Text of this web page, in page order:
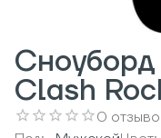
Clash
0